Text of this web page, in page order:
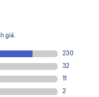
của công nghệ GEL™,
đã làm nên danh tiếng
so với công nghệ
hợp giữa độ êm ái như
hoạt, với trọng lượng